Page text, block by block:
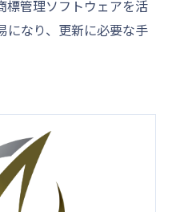
標管理ソフトウェアを活
になり、更新に必要な手